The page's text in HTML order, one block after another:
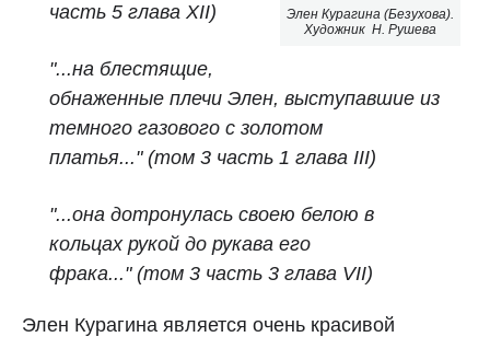
Элен Курагина (Безухова).
Художник Н. Рушева
часть 5 глава XII)
"...на блестящие,
обнаженные плечи Элен, выступавшие из
темного газового с золотом
платья..." (том 3 часть 1 глава III)
"...она дотронулась своею белою в
кольцах рукой до рукава его
фрака..." (том 3 часть 3 глава VII)
Элен Курагина является очень красивой